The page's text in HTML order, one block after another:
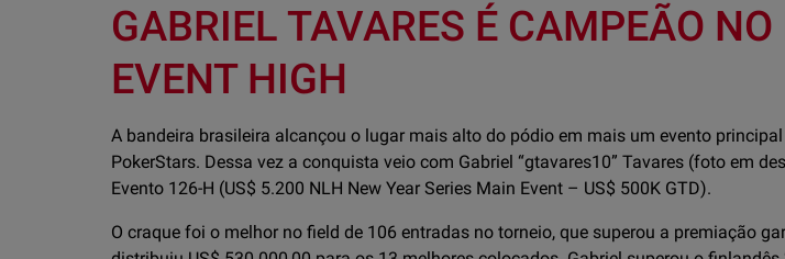
GABRIEL TAVARES É CAMPEÃO
EVENT HIGH
A bandeira brasileira alcançou o lugar mais alto do pódio em mais um evento principal
PokerStars. Dessa vez a conquista veio com Gabriel “gtavares10” Tavares (foto em
Evento 126-H (US$ 5.200 NLH New Year Series Main Event – US$ 500K GTD).
O craque foi o melhor no field de 106 entradas no torneio, que superou a premiação